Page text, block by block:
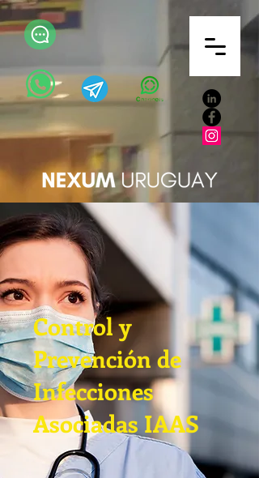
Control y
Prevención de
Infecciones
Asociadas IAAS